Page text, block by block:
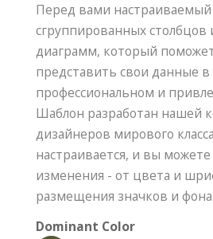
Перед вами
сгруппированных
диаграмм, который
представить свои данные в
профессиональном и
Шаблон разработан нашей
дизайнеров мирового
настраивается, и вы
изменения - от цвета и
размещения значков и фона
Dominant Color